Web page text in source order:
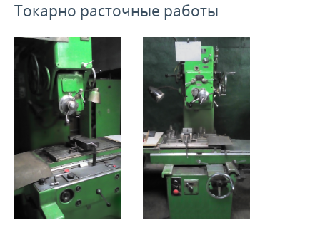
СТАТЬИ
Расточные работы
Фрезерная обработка
Услуги ЧПУ
Изготовление шестерен на заказ
Услуги металлообработки
Фрезеровка ЧПУ
Токарно расточные работы